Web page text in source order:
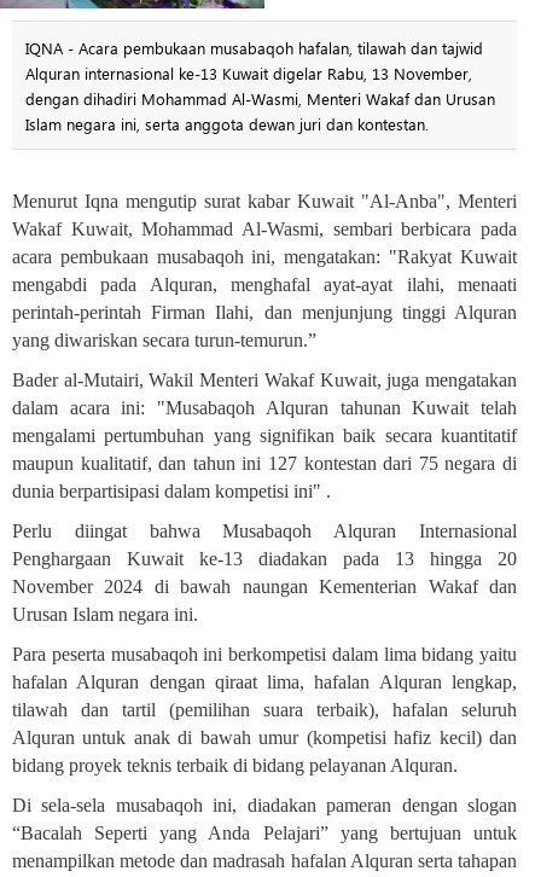
IQNA - Acara pembukaan musabaqoh hafalan, tilawah dan tajwid
Alquran internasional ke-13 Kuwait digelar Rabu, 13 November,
dengan dihadiri Mohammad Al-Wasmi, Menteri Wakaf dan Urusan
Islam negara ini, serta anggota dewan juri dan kontestan.
Menurut Iqna mengutip surat kabar Kuwait "Al-Anba", Menteri
Wakaf Kuwait, Mohammad Al-Wasmi, sembari berbicara pada
acara pembukaan musabaqoh ini, mengatakan: "Rakyat Kuwait
mengabdi pada Alquran, menghafal ayat-ayat ilahi, menaati
perintah-perintah Firman Ilahi, dan menjunjung tinggi Alquran
yang diwariskan secara turun-temurun.”
Bader al-Mutairi, Wakil Menteri Wakaf Kuwait, juga mengatakan
dalam acara ini: "Musabaqoh Alquran tahunan Kuwait telah
mengalami pertumbuhan yang signifikan baik secara kuantitatif
maupun kualitatif, dan tahun ini 127 kontestan dari 75 negara di
dunia berpartisipasi dalam kompetisi ini. "
Perlu diingat bahwa Musabaqoh Alquran Internasional
Penghargaan Kuwait ke-13 diadakan pada 13 hingga 20
November 2024 di bawah naungan Kementerian Wakaf dan
Urusan Islam negara ini.
Para peserta musabaqoh ini berkompetisi dalam lima bidang yaitu
hafalan Alquran dengan qiraat lima, hafalan Alquran lengkap,
tilawah dan tartil (pemilihan suara terbaik), hafalan seluruh
Alquran untuk anak di bawah umur (kompetisi hafiz kecil) dan
bidang proyek teknis terbaik di bidang pelayanan Alquran.
Di sela-sela musabaqoh ini, diadakan pameran dengan slogan
“Bacalah Seperti yang Anda Pelajari” yang bertujuan untuk
menampilkan metode dan madrasah hafalan Alquran serta tahapan